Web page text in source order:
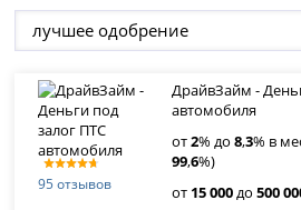
лучшее одобрение
95 отзывов
ДрайвЗайм -
автомобиля
от2% до8,3% в
99,6%)
от 15 000до500